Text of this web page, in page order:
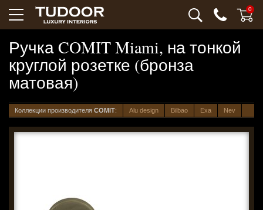
0
Ручка COMIT Miami, на тонкой
круглой розетке (бронза
матовая)
Коллекции производителя COMIT: Alu design Bilbao Exa Nev